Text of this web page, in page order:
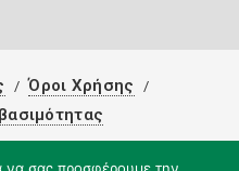
Όροι Χρήσης